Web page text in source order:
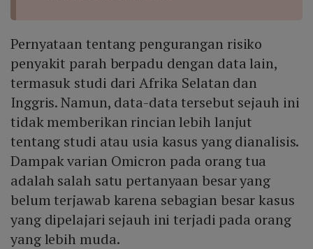
Pernyataan tentang pengurangan risiko
penyakit parah berpadu dengan data lain,
termasuk studi dari Afrika Selatan dan
Inggris. Namun, data-data tersebut sejauh ini
tidak memberikan rincian lebih lanjut
tentang studi atau usia kasus yang dianalisis.
Dampak varian Omicron pada orang tua
adalah salah satu pertanyaan besar yang
belum terjawab karena sebagian besar kasus
yang dipelajari sejauh ini terjadi pada orang
yang lebih muda.